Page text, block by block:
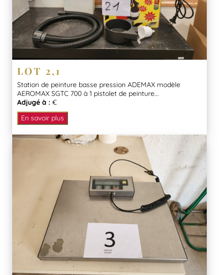
LOT 2,1
Station de peinture basse pression ADEMAX modèle
AEROMAX SGTC 700 à 1 pistolet de peinture...
Adjugé à : €
En savoir plus